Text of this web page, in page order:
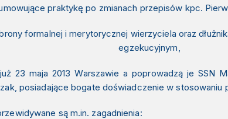
praktykę po zmianach przepisów kpc.
formalnej i merytorycznej wierzyciela oraz
egzekucyjnym,
23 maja 2013 Warszawie a poprowadzą je SSN
, posiadające bogate doświadczenie w stosowaniu
są m.in. zagadnienia: